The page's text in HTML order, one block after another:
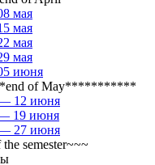
мая
мая
мая
мая
июня
of May***********
12 июня
19 июня
27 июня
semester~~~